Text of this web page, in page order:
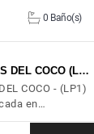
0 Baño(s)
DEL COCO (L…
COCO - (LP1)
en…